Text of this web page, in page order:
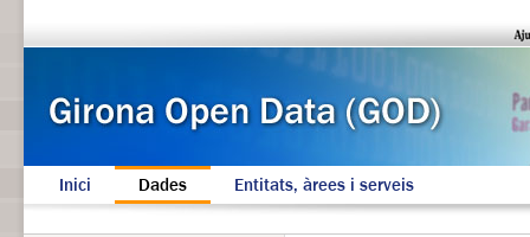
Inici Dades Entitats, àrees i serveis